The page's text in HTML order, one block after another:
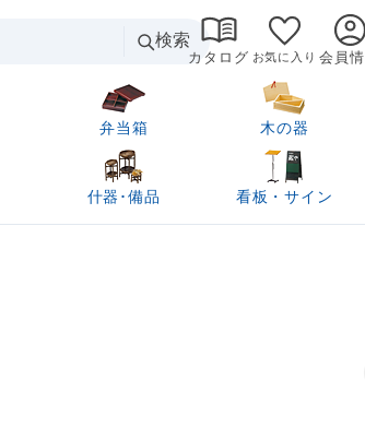
検索
カタログ お気に入り 会員
弁当箱 木の器
什器･備品 看板・サイン